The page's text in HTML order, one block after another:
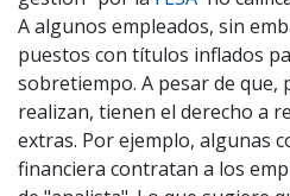
A algunos empleados, sin
puestos con títulos inflados
sobretiempo. A pesar de que,
realizan, tienen el derecho a
extras. Por ejemplo, algunas
financiera contratan a los